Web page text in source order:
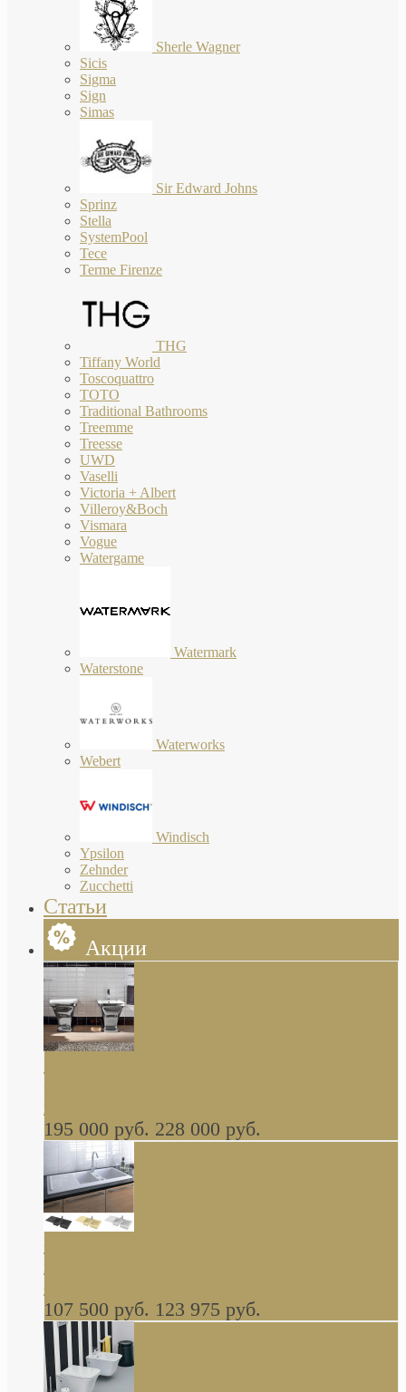
Sherle Wagner
Sicis
Sigma
Sign
Simas
Sir Edward Johns
Sprinz
Stella
SystemPool
Tece
Terme Firenze
THG
Tiffany World
Toscoquattro
TOTO
Traditional Bathrooms
Treemme
Treesse
UWD
Vaselli
Victoria + Albert
Villeroy&Boch
Vismara
Vogue
Watergame
Watermark
Waterstone
Waterworks
Webert
Windisch
Ypsilon
Zehnder
Zucchetti
Статьи
Акции
Butterfly Scarabeo КОМПЛЕКТ санфаянса
глянцевая платина В НАЛИЧИИ
195 000 руб. 228 000 руб.
керамическая мойка 1160 x 510 мм белая,
серая, черная, бежевая В НАЛИЧИИ
107 500 руб. 123 975 руб.